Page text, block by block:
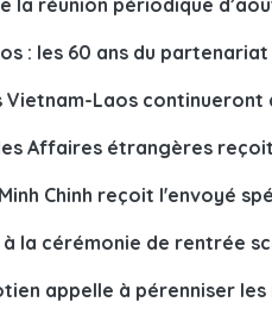
la réunion périodique
: les 60 ans du partenariat
Vietnam-Laos continueront
Affaires étrangères
Chinh reçoit l'envoyé
la cérémonie de rentrée
appelle à pérenniser